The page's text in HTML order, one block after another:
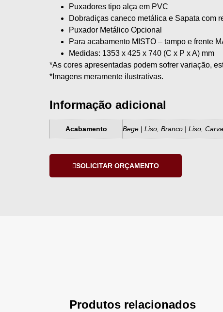
Puxadores tipo alça em PVC
Dobradiças caneco metálica e Sapata com
Puxador Metálico Opcional
Para acabamento MISTO – tampo e frente
Medidas: 1353 x 425 x 740 (C x P x A) mm
*As cores apresentadas podem sofrer variação,
*Imagens meramente ilustrativas.
Informação adicional
Acabamento Bege | Liso, Branco | Liso,
SOLICITAR ORÇAMENTO
Produtos relacionados